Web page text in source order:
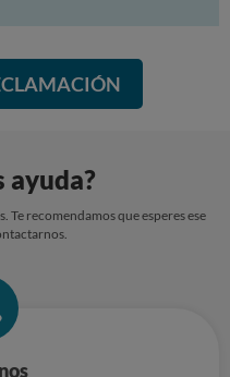
ayuda?
Te recomendamos que esperes ese